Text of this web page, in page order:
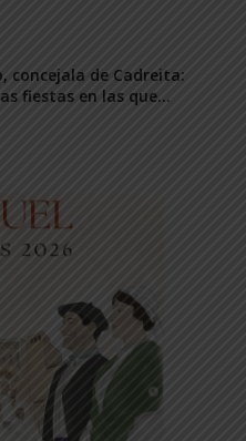
concejala de Cadreita:
fiestas en las que...